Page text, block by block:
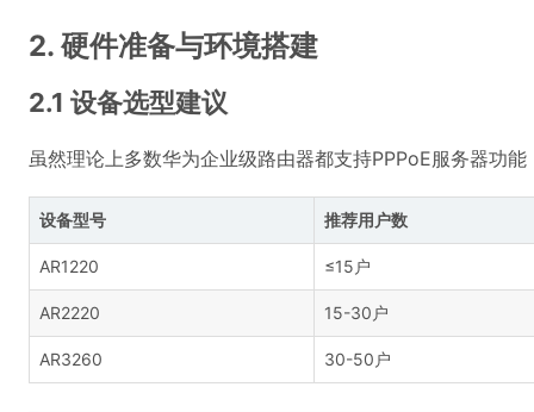
2. 硬件准备与环境搭建
2.1 设备选型建议
虽然理论上多数华为企业级路由器都支持PPPoE服务器功
设备型号 推荐用户数
AR1220 ≤15户
AR2220 15-30户
AR3260 30-50户